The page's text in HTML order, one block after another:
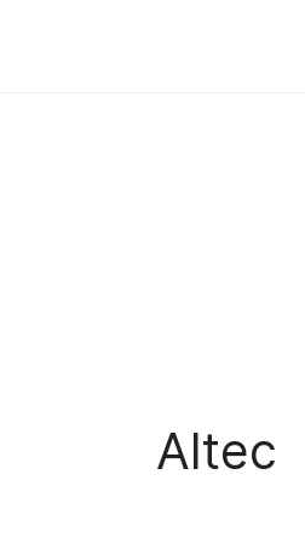
Altec